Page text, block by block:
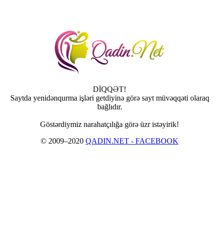
DİQQƏT!
Saytda yenidənqurma işləri getdiyinə görə sayt müvəqqəti olaraq
bağlıdır.
Göstərdiymiz narahatçılığa görə üzr istəyirik!
© 2009–2020 QADIN.NET - FACEBOOK